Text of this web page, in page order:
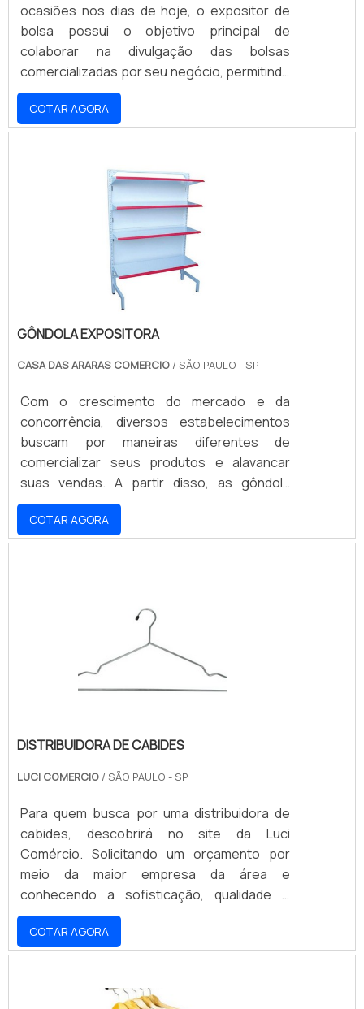
ocasiões nos dias de hoje, o expositor de
bolsa possui o objetivo principal de
colaborar na divulgação das bolsas
comercializadas por seu negócio, permitindo
que ofertas, promoções, lançamentos e
outras novidades sejam expostas e
cheguem até o conhecimento do
estabelecimento.Até porque, da forma com
que o mercado caminha hoje, as empresas e
estabelecimentos devem buscar maneiras
cada vez mais comunicativas e criativas para
COTAR AGORA
GÔNDOLA EXPOSITORA
CASA DAS ARARAS COMERCIO / SÃO PAULO - SP
Com o crescimento do mercado e da
concorrência, diversos estabelecimentos
buscam por maneiras diferentes de
comercializar seus produtos e alavancar
suas vendas. A partir disso, as gôndola
expositora são peças essenciais para
garantir que os clientes tenham acesso aos
produtos e possam visualizar os diferentes
utilizar essas peças em vitrines, exposições,
eventos e dispostos no próprio
estabelecimento, sempre visando .
COTAR AGORA
DISTRIBUIDORA DE CABIDES
LUCI COMERCIO / SÃO PAULO - SP
Para quem busca por uma distribuidora de
cabides, descobrirá no site da Luci
Comércio. Solicitando um orçamento por
meio da maior empresa da área e
conhecendo a sofisticação, qualidade e
preço justo em um só lugar. Quando a
temática é distribuidora de cabides, com a
Luci Comércio conseguirá ótima qualidade
SOBRE DISTRIBUIDORA DE CABIDESHá muitas
COTAR AGORA